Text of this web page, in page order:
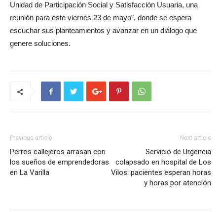
Unidad de Participación Social y Satisfacción Usuaria, una
reunión para este viernes 23 de mayo”, donde se espera
escuchar sus planteamientos y avanzar en un diálogo que
genere soluciones.
Previous article
Perros callejeros arrasan con
los sueños de emprendedoras
en La Varilla
Next article
Servicio de Urgencia
colapsado en hospital de Los
Vilos: pacientes esperan horas
y horas por atención